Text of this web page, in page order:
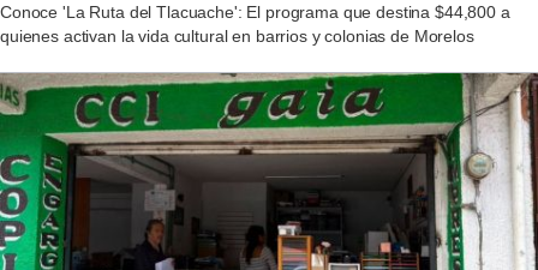
Conoce 'La Ruta del Tlacuache': El programa que destina $44,800 a
quienes activan la vida cultural en barrios y colonias de Morelos